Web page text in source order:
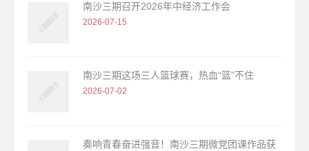
南沙三期召开2026年中经济工作会
2026-07-15
南沙三期这场三人篮球赛，热血“篮”不住
2026-07-02
奏响青春奋进强音！南沙三期微党团课作品获